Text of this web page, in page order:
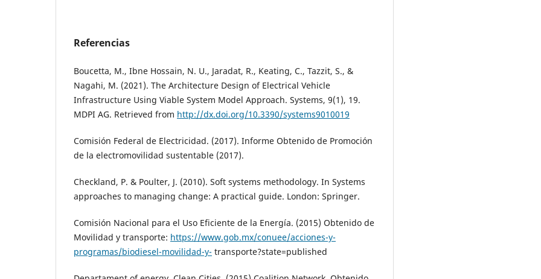
Referencias
Boucetta, M., Ibne Hossain, N. U., Jaradat, R., Keating, C., Tazzit, S., &
Nagahi, M. (2021). The Architecture Design of Electrical Vehicle
Infrastructure Using Viable System Model Approach. Systems, 9(1), 19.
MDPI AG. Retrieved from http://dx.doi.org/10.3390/systems9010019
Comisión Federal de Electricidad. (2017). Informe Obtenido de Promoción
de la electromovilidad sustentable (2017).
Checkland, P. & Poulter, J. (2010). Soft systems methodology. In Systems
approaches to managing change: A practical guide. London: Springer.
Comisión Nacional para el Uso Eficiente de la Energía. (2015) Obtenido de
Movilidad y transporte: https://www.gob.mx/conuee/acciones-y-
programas/biodiesel-movilidad-y- transporte?state=published